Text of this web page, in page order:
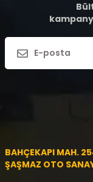
BAHÇEKAPI MAH.
ŞAŞMAZ OTO